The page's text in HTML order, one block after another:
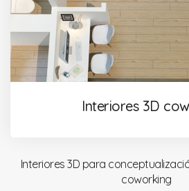
Interiores 3D
Interiores 3D para
coworking